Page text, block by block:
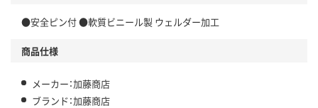
●安全ピン付 ●軟質ビニール製 ウェルダー加工
商品仕様
メーカー：加藤商店
ブランド：加藤商店